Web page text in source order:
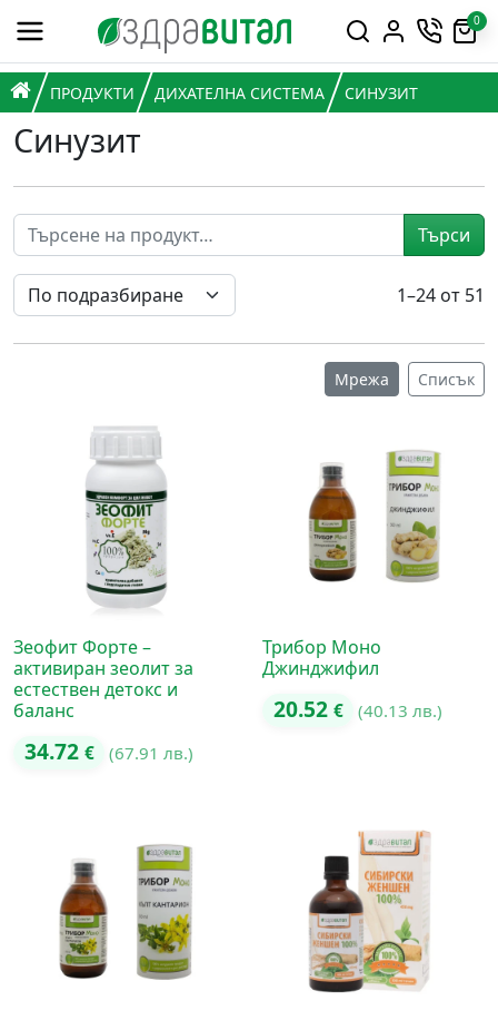
Премини към съдържанието
Горна навигация
0
Главна навигация
НАЧАЛО
ПРОДУКТИ ДИХАТЕЛНА СИСТЕМА СИНУЗИТ
Синузит
1–24 от 51
Търси
Мрежа Списък
Зеофит Форте –
активиран зеолит за
естествен детокс и
баланс
34.72 € (67.91 лв.)
Трибор Моно
Джинджифил
20.52 € (40.13 лв.)